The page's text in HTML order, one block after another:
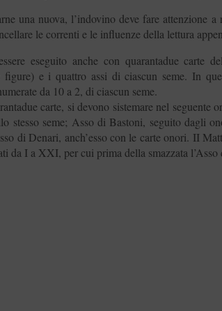
una nuova, l’indovino deve fare attenzione a
le correnti e le influenze della lettura
eseguito anche con quarantadue carte
e i quattro assi di ciascun seme. In
da 10 a 2, di ciascun seme.
carte, si devono sistemare nel seguente
stesso seme; Asso di Bastoni, seguito dagli
di Denari, anch’esso con le carte onori. II
da I a XXI, per cui prima della smazzata l’Asso